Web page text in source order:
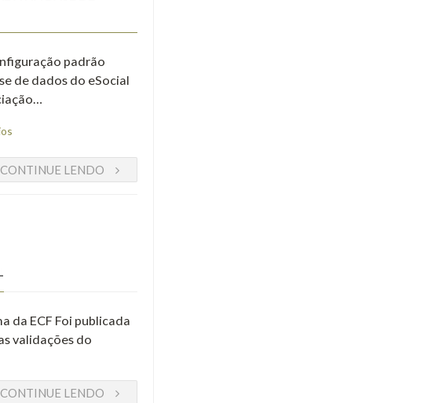
padrão
de dados do eSocial
CONTINUE LENDO
da ECF Foi publicada
validações do
CONTINUE LENDO